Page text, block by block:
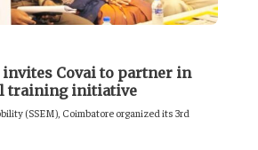
Covai to partner in
training initiative
(SSEM), Coimbatore organized its 3rd